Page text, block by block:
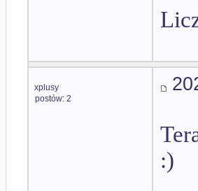
xplusy
postów: 2
:)